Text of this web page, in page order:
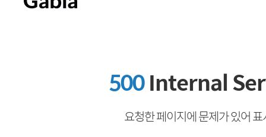
500Internal
요청한 페이지에 문제가 있어